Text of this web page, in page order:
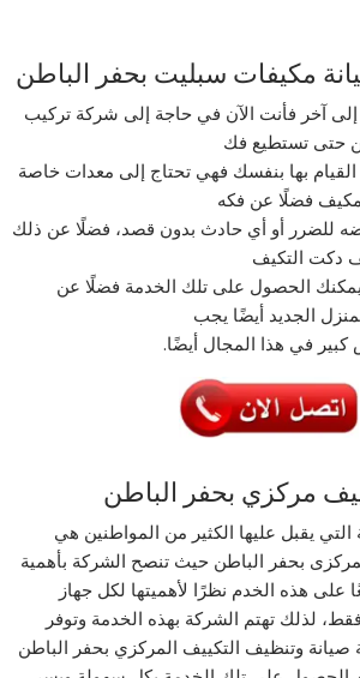
مكيفات سبليت بحفر الباطن
آخر فأنت الآن في حاجة إلى شركة تركيب
حتى تستطيع فك
القيام بها بنفسك فهي تحتاج إلى معدات خاصة
فضلًا عن فكه
للضرر أو أي حادث بدون قصد، فضلًا عن ذلك
دكت التكيف
الحصول على تلك الخدمة فضلًا عن
الجديد أيضًا يجب
في هذا المجال أيضًا.
مركزي بحفر الباطن
يقبل عليها الكثير من المواطنين هي
بحفر الباطن حيث تنصح الشركة بأهمية
هذه الخدم نظرًا لأهميتها لكل جهاز
لذلك تهتم الشركة بهذه الخدمة وتوفر
وتنظيف التكييف المركزي بحفر الباطن